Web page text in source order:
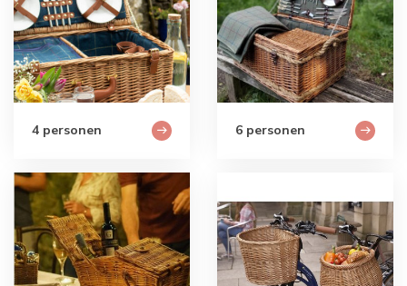
4 personen 6 personen